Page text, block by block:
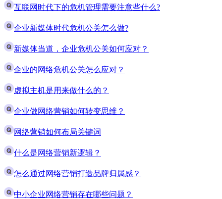
互联网时代下的危机管理需要注意些什么?
企业新媒体时代危机公关怎么做?
新媒体当道，企业危机公关如何应对？
企业的网络危机公关怎么应对？
虚拟主机是用来做什么的？
企业做网络营销如何转变思维？
网络营销如何布局关键词
什么是网络营销新逻辑？
怎么通过网络营销打造品牌归属感？
中小企业网络营销存在哪些问题？